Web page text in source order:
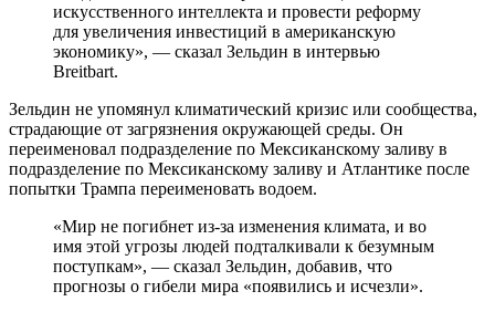
искусственного интеллекта и провести реформу
для увеличения инвестиций в американскую
экономику», — сказал Зельдин в интервью
Breitbart.
Зельдин не упомянул климатический кризис или сообщества,
страдающие от загрязнения окружающей среды. Он
переименовал подразделение по Мексиканскому заливу в
подразделение по Мексиканскому заливу и Атлантике после
попытки Трампа переименовать водоем.
«Мир не погибнет из-за изменения климата, и во
имя этой угрозы людей подталкивали к безумным
поступкам», — сказал Зельдин, добавив, что
прогнозы о гибели мира «появились и исчезли».